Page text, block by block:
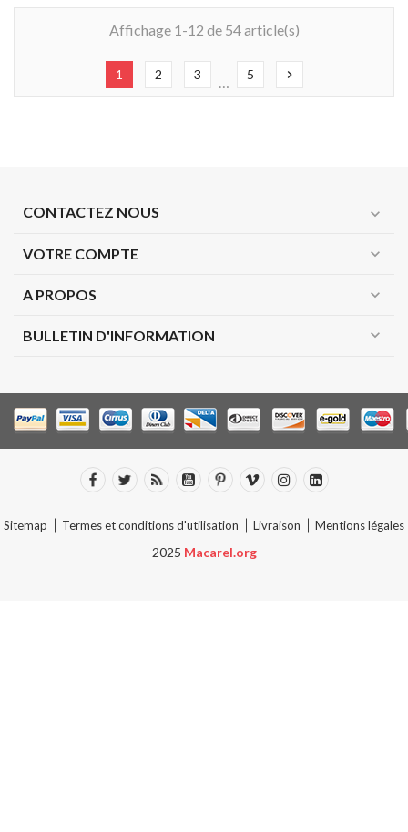
Affichage 1-12 de 54 article(s)
1 2 3 5 chevron_right
CONTACTEZ NOUS expand_more
VOTRE COMPTE expand_more
A PROPOS expand_more
BULLETIN D'INFORMATION expand_more
Sitemap Termes et conditions d'utilisation Livraison Mentions légales
2025 Macarel.org